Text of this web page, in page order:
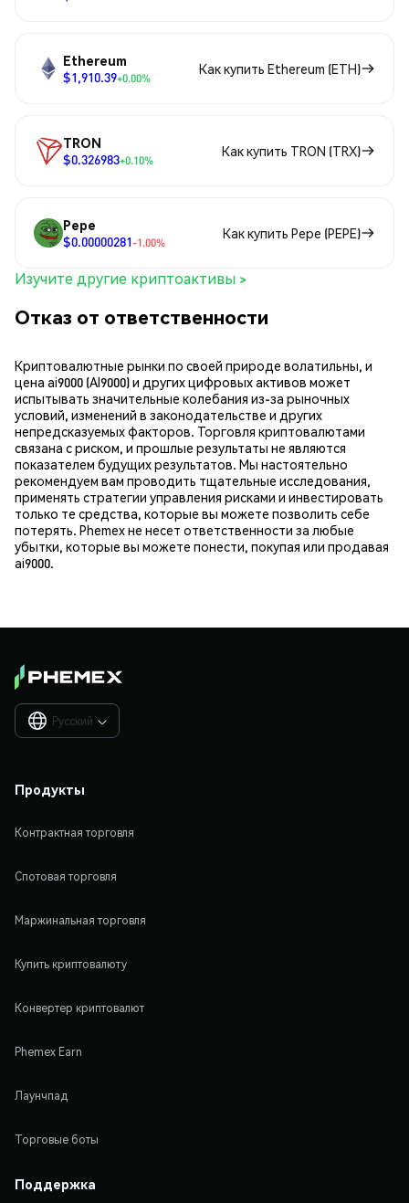
Ethereum
$1,910.39+0.00%
Как купить Ethereum (ETH)
TRON
$0.326983+0.10%
Как купить TRON (TRX)
Pepe
$0.00000281-1.00%
Как купить Pepe (PEPE)
Изучите другие криптоактивы >
Отказ от ответственности
Криптовалютные рынки по своей природе волатильны, и
цена ai9000 (AI9000) и других цифровых активов может
испытывать значительные колебания из-за рыночных
условий, изменений в законодательстве и других
непредсказуемых факторов. Торговля криптовалютами
связана с риском, и прошлые результаты не являются
показателем будущих результатов. Мы настоятельно
рекомендуем вам проводить тщательные исследования,
применять стратегии управления рисками и инвестировать
только те средства, которые вы можете позволить себе
потерять. Phemex не несет ответственности за любые
убытки, которые вы можете понести, покупая или продавая
ai9000.
Русский 
Продукты
Контрактная торговля
Спотовая торговля
Маржинальная торговля
Купить криптовалюту
Конвертер криптовалют
Phemex Earn
Лаунчпад
Торговые боты
Поддержка